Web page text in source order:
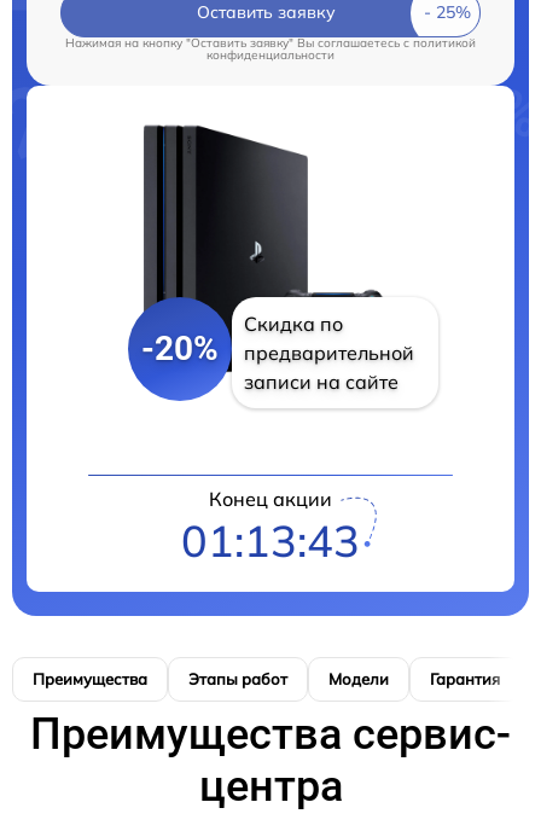
Оставить заявку
Нажимая на кнопку "Оставить заявку" Вы соглашаетесь cполитикой
конфиденциальности
-20%
Скидка по
предварительной
записи на сайте
Конец акции
01:13:42
Преимущества Этапы работ Модели Гарантия
Преимущества сервис-
центра